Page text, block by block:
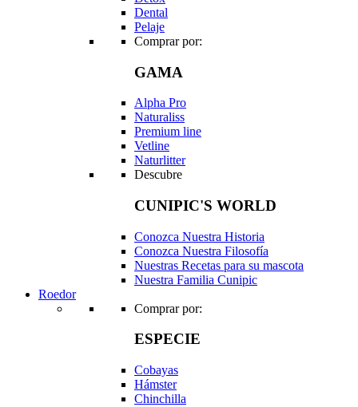
Dental
Pelaje
Comprar por:
GAMA
Alpha Pro
Naturaliss
Premium line
Vetline
Naturlitter
Descubre
CUNIPIC'S WORLD
Conozca Nuestra Historia
Conozca Nuestra Filosofía
Nuestras Recetas para su mascota
Nuestra Familia Cunipic
Roedor
Comprar por:
ESPECIE
Cobayas
Hámster
Chinchilla